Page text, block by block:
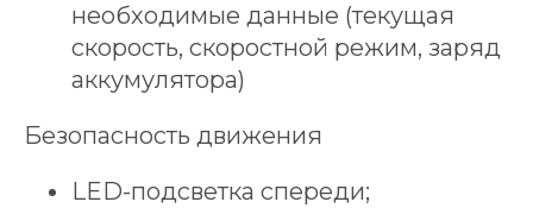
необходимые данные (текущая
скорость, скоростной режим, заряд
аккумулятора)
Безопасность движения
LED-подсветка спереди;